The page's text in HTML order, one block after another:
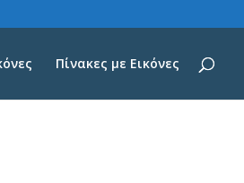
Πίνακες με Εικόνες